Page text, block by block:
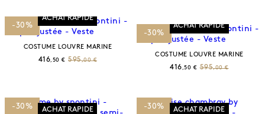
-30%
ACHAT RAPIDE
COSTUME LOUVRE MARINE
416,50 € 595,00 €
-30%
ACHAT RAPIDE
COSTUME LOUVRE MARINE
416 ,50 € 595,00 €
-30% ACHAT RAPIDE -30% ACHAT RAPIDE